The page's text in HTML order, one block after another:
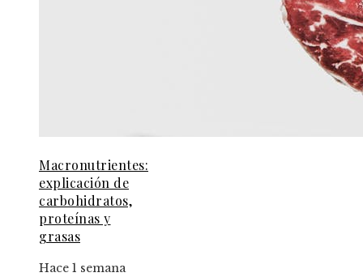
Macronutrientes:
explicación de
carbohidratos,
proteínas y
grasas
Hace 1 semana